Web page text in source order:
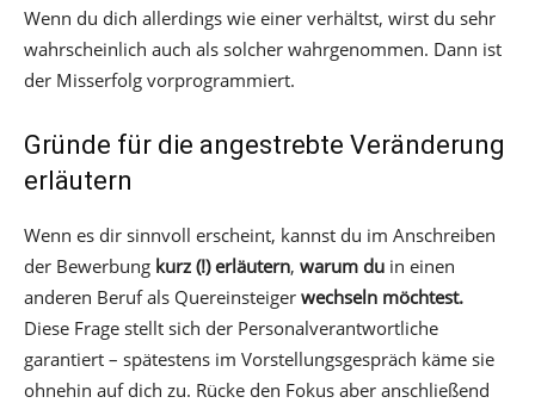
Wenn du dich allerdings wie einer verhältst, wirst du sehr
wahrscheinlich auch als solcher wahrgenommen. Dann ist
der Misserfolg vorprogrammiert.
Gründe für die angestrebte Veränderung
erläutern
Wenn es dir sinnvoll erscheint, kannst du im Anschreiben
der Bewerbung kurz (!) erläutern, warum du in einen
anderen Beruf als Quereinsteiger wechseln möchtest.
Diese Frage stellt sich der Personalverantwortliche
garantiert – spätestens im Vorstellungsgespräch käme sie
ohnehin auf dich zu. Rücke den Fokus aber anschließend